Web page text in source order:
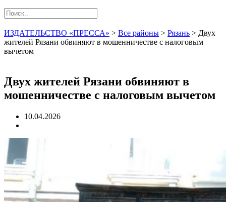
ИЗДАТЕЛЬСТВО «ПРЕССА» > Все районы > Рязань > Двух
жителей Рязани обвиняют в мошенничестве с налоговым
вычетом
Двух жителей Рязани обвиняют в
мошенничестве с налоговым вычетом
10.04.2026